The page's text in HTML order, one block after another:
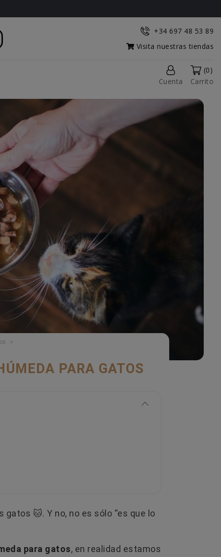
+34 697 48 53 89
Visita nuestras tiendas
Cuenta
(0)
Carrito
PARA GATOS
🐱​. Y no, no es sólo “es que lo
para gatos, en realidad estamos